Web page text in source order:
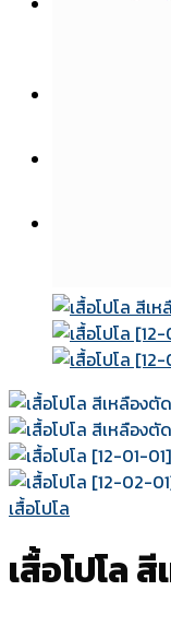
เสื้อช็อปทั้
เสื้อช็อปแ
วิธีการสั่งซื้อ-ช
เสื้อโปโล
เสื้อโปโล